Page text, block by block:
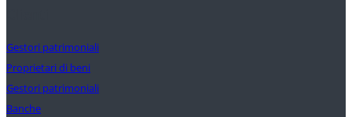
Gestori patrimoniali
Proprietari di beni
Gestori patrimoniali
Banche